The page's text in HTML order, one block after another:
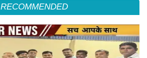
RECOMMENDED